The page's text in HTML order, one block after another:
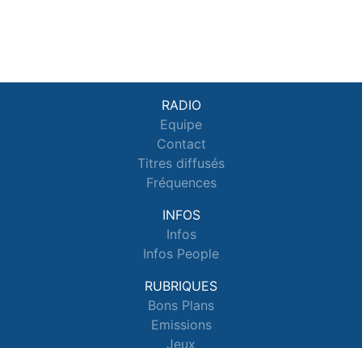
RADIO
Equipe
Contact
Titres diffusés
Fréquences
INFOS
Infos
Infos People
RUBRIQUES
Bons Plans
Emissions
Jeux